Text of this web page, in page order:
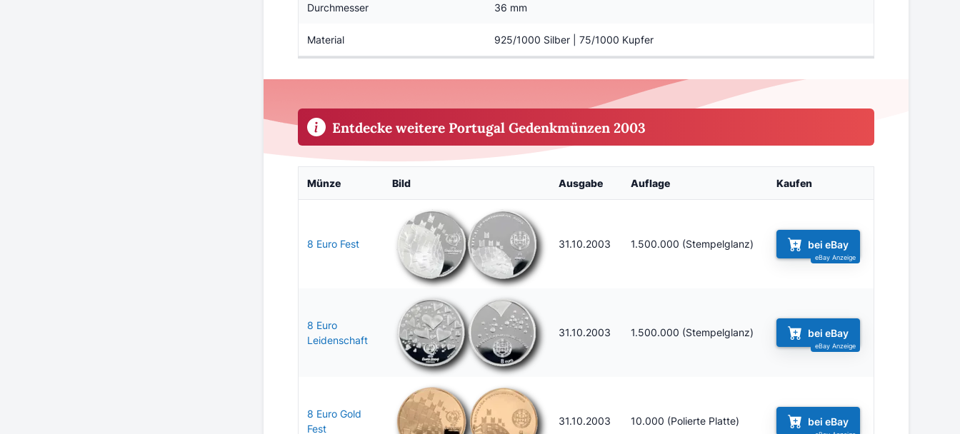
Durchmesser 36 mm
Material 925/1000 Silber | 75/1000 Kupfer
Entdecke weitere Portugal Gedenkmünzen 2003
Münze Bild Ausgabe Auflage Kaufen
8 Euro Fest 31.10.2003 1.500.000 (Stempelglanz) bei eBay
8 Euro
Leidenschaft
31.10.2003 1.500.000 (Stempelglanz) bei eBay
8 Euro Gold
Fest
31.10.2003 10.000 (Polierte Platte) bei eBay